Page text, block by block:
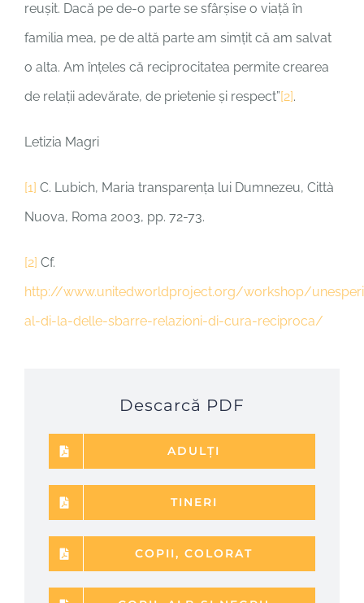
reușit. Dacă pe de-o parte se sfârșise o viață în
familia mea, pe de altă parte am simțit că am salvat
o alta. Am înțeles că reciprocitatea permite crearea
de relații adevărate, de prietenie și respect”[2].
Letizia Magri
[1] C. Lubich, Maria transparența lui Dumnezeu, Città
Nuova, Roma 2003, pp. 72-73.
[2] Cf.
http://www.unitedworldproject.org/workshop/
al-di-la-delle-sbarre-relazioni-di-cura-reciproca/
Descarcă PDF
ADULȚI
TINERI
COPII, COLORAT